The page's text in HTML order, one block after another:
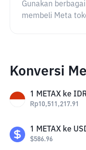
Gunakan
membeli Meta
Konversi
1 METAX ke
Rp10,511,217.91
1 METAX ke
$586.96